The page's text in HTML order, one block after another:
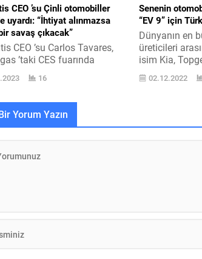
CEO ’su Çinli otomobiller
uyardı: “İhtiyat alınmazsa
savaş çıkacak”
CEO ’su Carlos Tavares,
’taki CES fuarında
oldukça ehemmiyetli
bulundu. Ocak 2021
Fiat Chrysler Automobiles
birleşmesiyle kurulan
’in CEO ’su Carlos Tavares,
Citroën, Dodge, DS, Fiat,
16
Senenin
“EV 9” için
Dünyanın en
üreticileri
isim Kia,
senenin
202102.12.2022
Yorum Yazın